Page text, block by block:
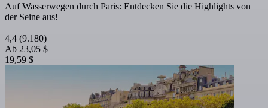
Auf Wasserwegen durch Paris: Entdecken Sie die Highlights von
der Seine aus!
4,4 (9.180)
Ab 23,05 $
19,59 $